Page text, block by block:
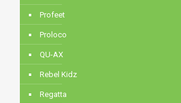
Profeet
Proloco
QU-AX
Rebel Kidz
Regatta